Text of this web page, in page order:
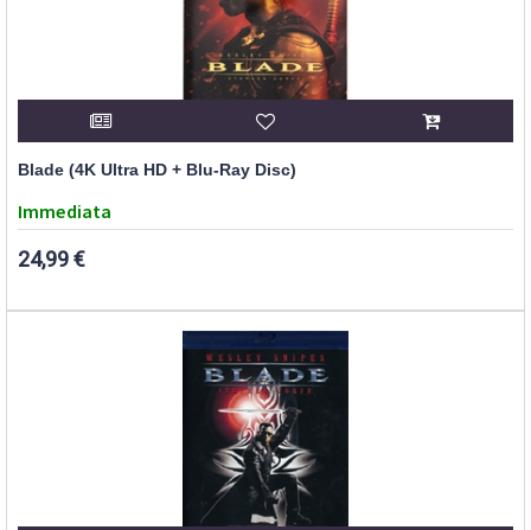
Blade (4K Ultra HD + Blu-Ray Disc)
Immediata
24,99 €